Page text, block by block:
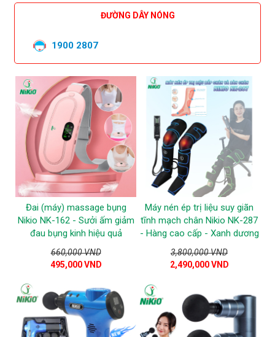
ĐƯỜNG DÂY NÓNG
1900 2807
Đai (máy) massage bụng
Nikio NK-162 - Sưởi ấm giảm
đau bụng kinh hiệu quả
660,000 VND
495,000 VND
Máy nén ép trị liệu suy giãn
tĩnh mạch chân Nikio NK-287
- Hàng cao cấp - Xanh dương
3,800,000 VND
2,490,000 VND